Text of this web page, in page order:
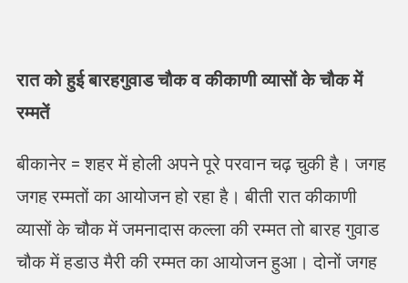
रात को हुई बारहगुवाड चौक व कीकाणी व्यासों के चौक में
रम्मतें
बीकानेर = शहर में होली अपने पूरे परवान चढ़ चुकी है। जगह
जगह रम्मतों का आयोजन हो रहा है। बीती रात कीकाणी
व्यासों के चौक में जमनादास कल्ला की रम्मत तो बारह गुवाड
चौक में हडाउ मैरी की रम्मत का आयोजन हुआ। दोनों जगह